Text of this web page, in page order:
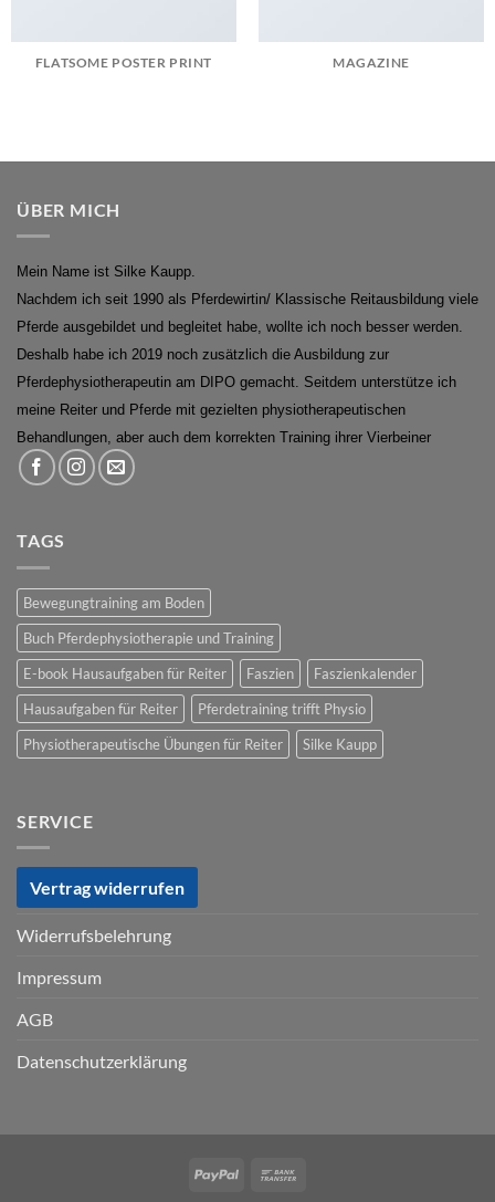
FLATSOME POSTER PRINT MAGAZINE
ÜBER MICH
Mein Name ist Silke Kaupp.
Nachdem ich seit 1990 als Pferdewirtin/ Klassische Reitausbildung viele
Pferde ausgebildet und begleitet habe, wollte ich noch besser werden.
Deshalb habe ich 2019 noch zusätzlich die Ausbildung zur
Pferdephysiotherapeutin am DIPO gemacht. Seitdem unterstütze ich
meine Reiter und Pferde mit gezielten physiotherapeutischen
Behandlungen, aber auch dem korrekten Training ihrer Vierbeiner
TAGS
Bewegungtraining am Boden
Buch Pferdephysiotherapie und Training
E-book Hausaufgaben für Reiter
Faszien
Faszienkalender
Hausaufgaben für Reiter
Pferdetraining trifft Physio
Physiotherapeutische Übungen für Reiter
Silke Kaupp
SERVICE
Vertrag widerrufen
Widerrufsbelehrung
Impressum
AGB
Datenschutzerklärung